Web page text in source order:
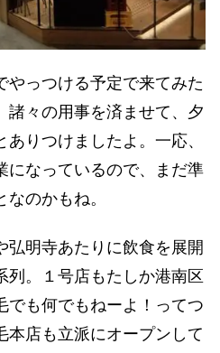
やっつける予定で来てみた
諸々の用事を済ませて、夕
りつけましたよ。一応、
になっているので、まだ準
のかもね。
弘明寺あたりに飲食を展開
列。１号店もたしか港南区
でも何でもねーよ！ってつ
本店も立派にオープンして